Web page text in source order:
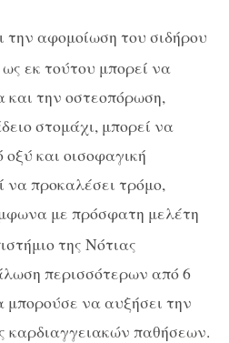
αφομοίωση του σιδήρου
εκ τούτου μπορεί να
και την οστεοπόρωση,
στομάχι, μπορεί να
και οισοφαγική
προκαλέσει τρόμο,
με πρόσφατη μελέτη
της Νότιας
περισσότερων από 6
να αυξήσει την
καρδιαγγειακών παθήσεων.